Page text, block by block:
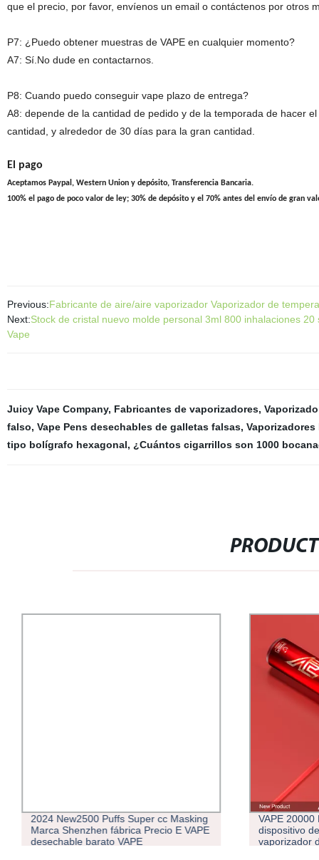
que el precio, por favor, envíenos un email o contáctenos por otros
P7: ¿Puedo obtener muestras de VAPE en cualquier momento?
A7: Sí.No dude en contactarnos.
P8: Cuando puedo conseguir vape plazo de entrega?
A8: depende de la cantidad de pedido y de la temporada de hacer
cantidad, y alrededor de 30 días para la gran cantidad.
El pago
Aceptamos Paypal, Western Union y depósito, Transferencia Bancaria.
100% el pago de poco valor de ley; 30% de depósito y el 70% antes del envío de gran
Previous:Fabricante de aire/aire vaporizador Vaporizador de
Next:Stock de cristal nuevo molde personal 3ml 800 inhalaciones
Vape
Juicy Vape Company, Fabricantes de vaporizadores,
falso, Vape Pens desechables de galletas falsas,
tipo bolígrafo hexagonal, ¿Cuántos cigarrillos son 1000
2024 New2500 Puffs Super cc Masking
Marca Shenzhen fábrica Precio E VAPE
desechable barato VAPE
VAPE 20000
dispositivo
vaporizador